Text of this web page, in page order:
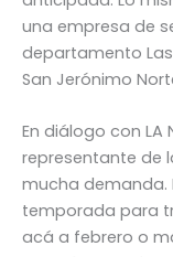
una empresa de
departamento
San Jerónimo
En diálogo con LA
representante de
mucha demanda.
temporada para
acá a febrero o